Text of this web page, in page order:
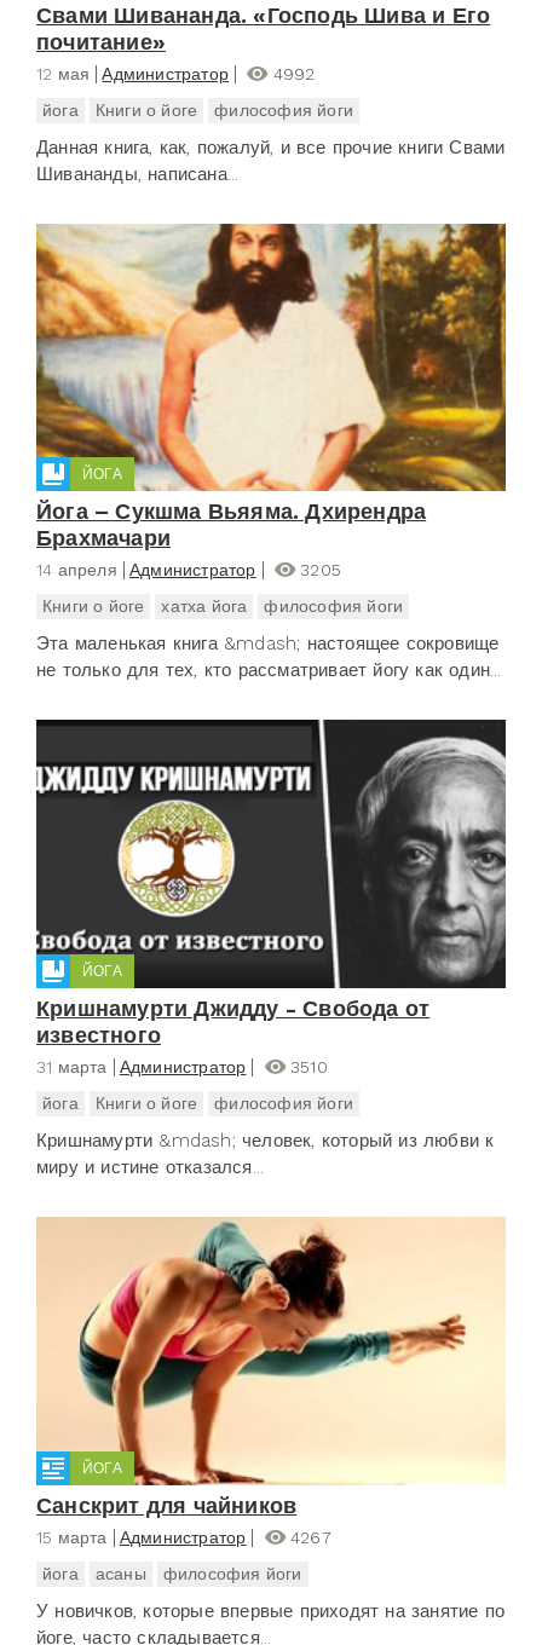
Свами Шивананда. «Господь Шива и Его
почитание»
12 мая Администратор
4992
йога
Книги о йоге философия йоги
Данная книга, как, пожалуй, и все прочие книги Свами
Шивананды, написана...
ЙОГА
Йога – Сукшма Вьяяма. Дхирендра
Брахмачари
14 апреля Администратор
3205
Книги о йоге
хатха йога философия йоги
Эта маленькая книга &mdash; настоящее сокровище
не только для тех, кто рассматривает йогу как один...
ЙОГА
Кришнамурти Джидду - Свобода от
известного
31 марта Администратор
3510
йога
Книги о йоге философия йоги
Кришнамурти &mdash; человек, который из любви к
миру и истине отказался...
ЙОГА
Санскрит для чайников
15 марта Администратор
4267
йога
асаны философия йоги
У новичков, которые впервые приходят на занятие по
йоге, часто складывается...